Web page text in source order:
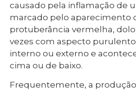
causado pela inflamação de
marcado pelo aparecimento
protuberância vermelha,
vezes com aspecto
interno ou externo e
cima ou de baixo.
Frequentemente, a